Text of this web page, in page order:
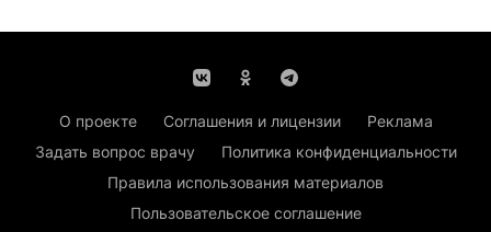
О проекте Соглашения и лицензии
Реклама
Задать вопрос врачу
Политика конфиденциальности
Правила использования материалов
Пользовательское соглашение